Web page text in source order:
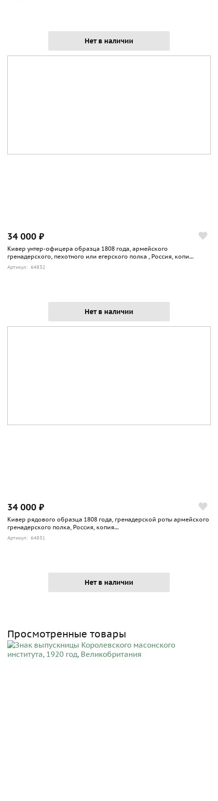
Нет в наличии
34 000 ₽
Кивер унтер-офицера образца 1808 года, армейского
гренадерского, пехотного или егерского полка , Россия, копи...
Артикул: 64832
Нет в наличии
34 000 ₽
Кивер рядового образца 1808 года, гренадерской роты армейского
гренадерского полка, Россия, копия...
Артикул: 64831
Нет в наличии
Просмотренные товары